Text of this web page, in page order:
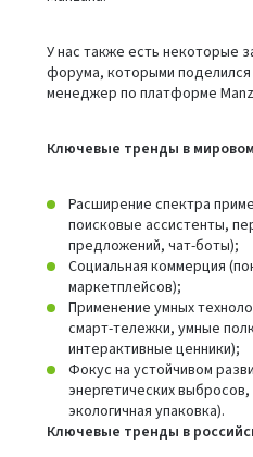
У нас также есть некоторые
форума, которыми
менеджер по платформе
Ключевые тренды в
Расширение спектра
поисковые ассистенты,
предложений, чат-боты);
Социальная коммерция
маркетплейсов);
Применение умных
смарт-тележки, умные
интерактивные ценники);
Фокус на устойчивом
энергетических
экологичная упаковка).
Ключевые тренды в